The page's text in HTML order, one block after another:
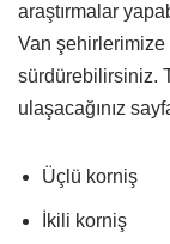
araştırmalar
Van şehirlerimize
sürdürebilirsiniz.
ulaşacağınız
Üçlü korniş
İkili korniş